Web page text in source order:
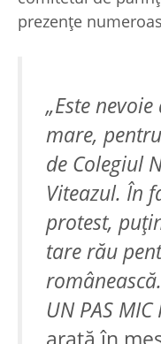
prezențe
„Este
mare,
de Colegiul
Viteazul. În
protest,
tare rău
românească.
UN PAS MIC